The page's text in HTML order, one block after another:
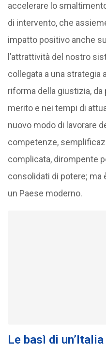
accelerare lo
di intervento, che
impatto positivo anche
l’attrattività del nostro
collegata a una strategia
riforma della giustizia, da
merito e nei tempi di
nuovo modo di lavorare
competenze,
complicata, dirompente
consolidati di potere; ma
un Paese moderno.
Le basì di